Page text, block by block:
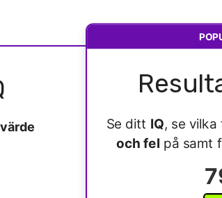
Se ditt IQ, se
och fel på samt